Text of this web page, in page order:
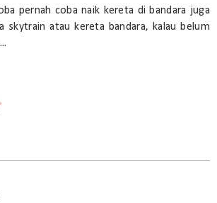
pernah coba naik kereta di bandara juga
skytrain atau kereta bandara, kalau belum